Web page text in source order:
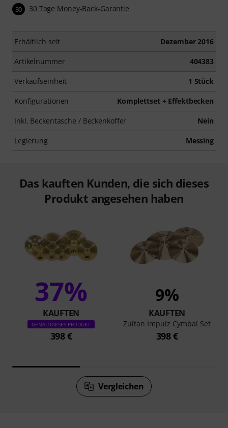
30 30 Tage Money-Back-Garantie
Erhältlich seit Dezember 2016
Artikelnummer 404383
Verkaufseinheit 1 Stück
Konfigurationen Komplettset + Effektbecken
Inkl. Beckentasche / Beckenkoffer Nein
Legierung Messing
Das kauften Kunden, die sich dieses
Produkt angesehen haben
37%
KAUFTEN
GENAU DIESES PRODUKT
398 €
9%
KAUFTEN
Zultan Impulz Cymbal Set
398 €
Vergleichen